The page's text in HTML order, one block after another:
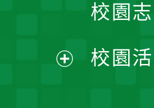
單
校園
校園